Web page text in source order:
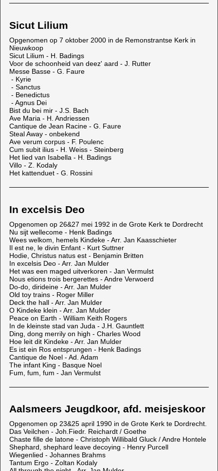
Sicut Lilium
Opgenomen op 7 oktober 2000 in de Remonstrantse Kerk in
Nieuwkoop
Sicut Lilium - H. Badings
Voor de schoonheid van deez' aard - J. Rutter
Messe Basse - G. Faure
- Kyrie
- Sanctus
- Benedictus
- Agnus Dei
Bist du bei mir - J.S. Bach
Ave Maria - H. Andriessen
Cantique de Jean Racine - G. Faure
Steal Away - onbekend
Ave verum corpus - F. Poulenc
Cum subit ilius - H. Weiss - Steinberg
Het lied van Isabella - H. Badings
Villo - Z. Kodaly
Het kattenduet - G. Rossini
In excelsis Deo
Opgenomen op 26&27 mei 1992 in de Grote Kerk te Dordrecht
Nu sijt wellecome - Henk Badings
Wees welkom, hemels Kindeke - Arr. Jan Kaasschieter
Il est ne, le divin Enfant - Kurt Suttner
Hodie, Christus natus est - Benjamin Britten
In excelsis Deo - Arr. Jan Mulder
Het was een maged uitverkoren - Jan Vermulst
Nous etions trois bergerettes - Andre Verwoerd
Do-do, dirideine - Arr. Jan Mulder
Old toy trains - Roger Miller
Deck the hall - Arr. Jan Mulder
O Kindeke klein - Arr. Jan Mulder
Peace on Earth - William Keith Rogers
In de kleinste stad van Juda - J.H. Gauntlett
Ding, dong merrily on high - Charles Wood
Hoe leit dit Kindeke - Arr. Jan Mulder
Es ist ein Ros entsprungen - Henk Badings
Cantique de Noel - Ad. Adam
The infant King - Basque Noel
Fum, fum, fum - Jan Vermulst
Aalsmeers Jeugdkoor, afd. meisjeskoor
Opgenomen op 23&25 april 1990 in de Grote Kerk te Dordrecht.
Das Veilchen - Joh.Fiedr. Reichardt / Goethe
Chaste fille de latone - Christoph Willibald Gluck / Andre Hontele
Shephard, shephard leave decoying - Henry Purcell
Wiegenlied - Johannes Brahms
Tantum Ergo - Zoltan Kodaly